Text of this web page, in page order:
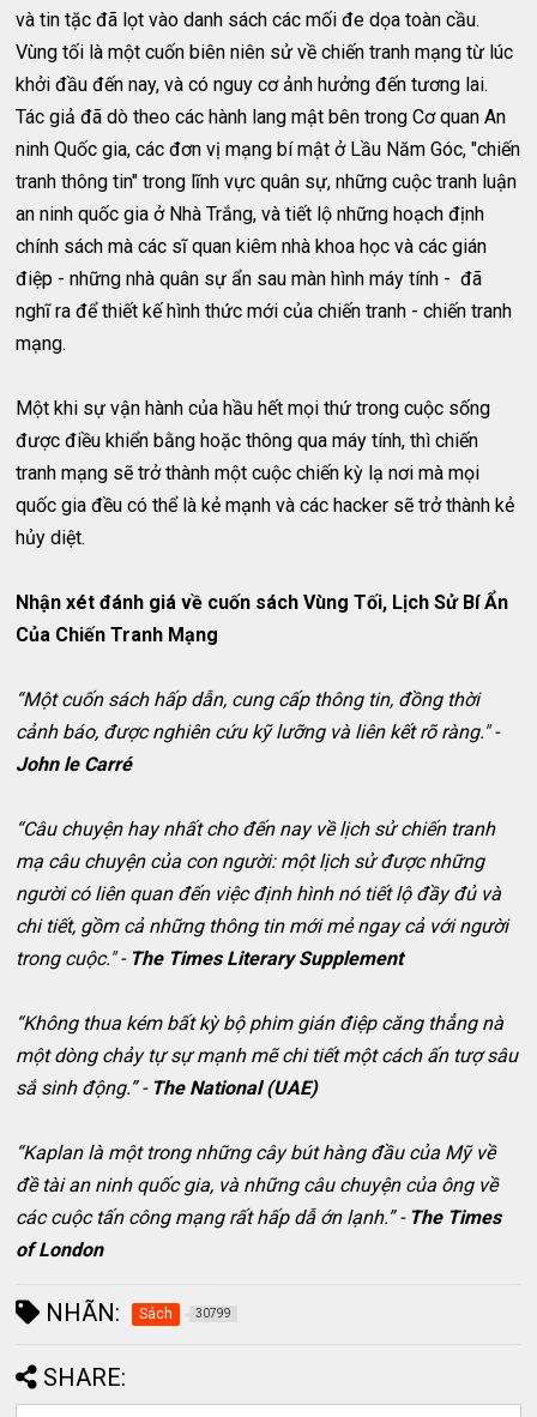
và tin tặc đã lọt vào danh sách các mối đe dọa toàn cầu.
Vùng tối là một cuốn biên niên sử về chiến tranh mạng từ lúc
khởi đầu đến nay, và có nguy cơ ảnh hưởng đến tương lai.
Tác giả đã dò theo các hành lang mật bên trong Cơ quan An
ninh Quốc gia, các đơn vị mạng bí mật ở Lầu Năm Góc, "chiến
tranh thông tin" trong lĩnh vực quân sự, những cuộc tranh luận
an ninh quốc gia ở Nhà Trắng, và tiết lộ những hoạch định
chính sách mà các sĩ quan kiêm nhà khoa học và các gián
điệp - những nhà quân sự ẩn sau màn hình máy tính - đã
nghĩ ra để thiết kế hình thức mới của chiến tranh - chiến tranh
mạng.
Một khi sự vận hành của hầu hết mọi thứ trong cuộc sống
được điều khiển bằng hoặc thông qua máy tính, thì chiến
tranh mạng sẽ trở thành một cuộc chiến kỳ lạ nơi mà mọi
quốc gia đều có thể là kẻ mạnh và các hacker sẽ trở thành kẻ
hủy diệt.
Nhận xét đánh giá về cuốn sách Vùng Tối, Lịch Sử Bí Ẩn
Của Chiến Tranh Mạng
“Một cuốn sách hấp dẫn, cung cấp thông tin, đồng thời
cảnh báo, được nghiên cứu kỹ lưỡng và liên kết rõ ràng." -
John le Carré
“Câu chuyện hay nhất cho đến nay về lịch sử chiến tranh
mạ câu chuyện của con người: một lịch sử được những
người có liên quan đến việc định hình nó tiết lộ đầy đủ và
chi tiết, gồm cả những thông tin mới mẻ ngay cả với người
trong cuộc." - The Times Literary Supplement
“Không thua kém bất kỳ bộ phim gián điệp căng thẳng nà
một dòng chảy tự sự mạnh mẽ chi tiết một cách ấn tượ sâu
sắ sinh động.” - The National (UAE)
“Kaplan là một trong những cây bút hàng đầu của Mỹ về
đề tài an ninh quốc gia, và những câu chuyện của ông về
các cuộc tấn công mạng rất hấp dẫ ớn lạnh.” - The Times
of London
NHÃN: Sách 30799
SHARE: